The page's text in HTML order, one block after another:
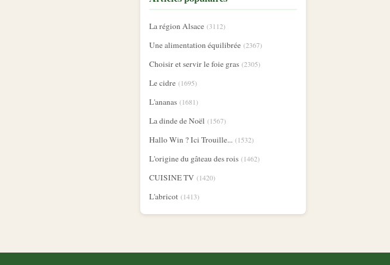
La région Alsace (3112)
Une alimentation équilibrée (2367)
Choisir et servir le foie gras (2305)
Le cidre (1695)
L'ananas (1681)
La dinde de Noël (1567)
Hallo Win ? Ici Trouille... (1532)
L'origine du gâteau des rois (1462)
CUISINE TV (1420)
L'abricot (1413)